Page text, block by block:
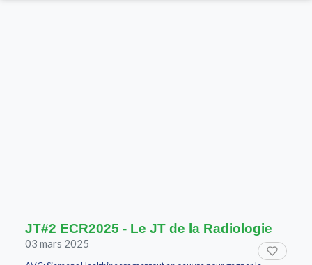
JT#2 ECR2025 - Le JT de la Radiologie
03 mars 2025